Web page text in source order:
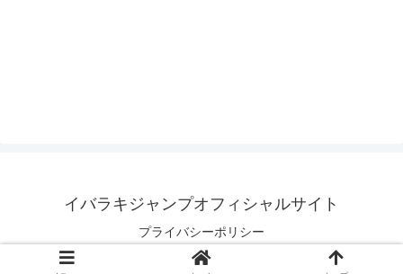
イバラキジャンプオフィシャルサイト
プライバシーポリシー
© 2020 イバラキジャンプオフィシャルサイト.